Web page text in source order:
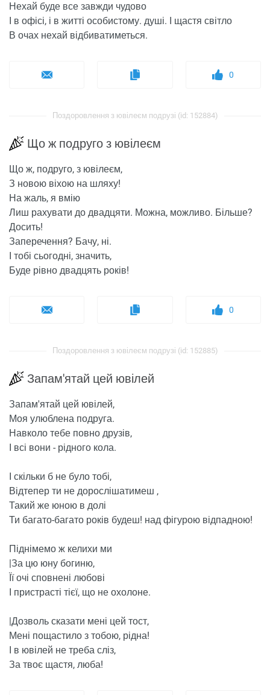
Нехай буде все завжди чудово
І в офісі, і в житті особистому. душі. І щастя світло
В очах нехай відбиватиметься.
0
Поздоровлення з ювілеєм подрузі (id: 152884)
Що ж подруго з ювілеєм
Що ж, подруго, з ювілеєм,
З новою віхою на шляху!
На жаль, я вмію
Лиш рахувати до двадцяти. Можна, можливо. Більше?
Досить!
Заперечення? Бачу, ні.
І тобі сьогодні, значить,
Буде рівно двадцять років!
0
Поздоровлення з ювілеєм подрузі (id: 152885)
Запам'ятай цей ювілей
Запам'ятай цей ювілей,
Моя улюблена подруга.
Навколо тебе повно друзів,
І всі вони - рідного кола.
І скільки б не було тобі,
Відтепер ти не дорослішатимеш ,
Такий же юною в долі
Ти багато-багато років будеш! над фігурою відпадною!
Піднімемо ж келихи ми
|За цю юну богиню,
Її очі сповнені любові
І пристрасті тієї, що не охолоне.
|Дозволь сказати мені цей тост,
Мені пощастило з тобою, рідна!
І в ювілей не треба сліз,
За твоє щастя, люба!